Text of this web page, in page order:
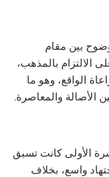
بين مقام
الالتزام بالمذهب،
الواقع، وهو ما
الأصالة والمعاصرة.
الأولى كانت تسبق
واسع، بخلاف